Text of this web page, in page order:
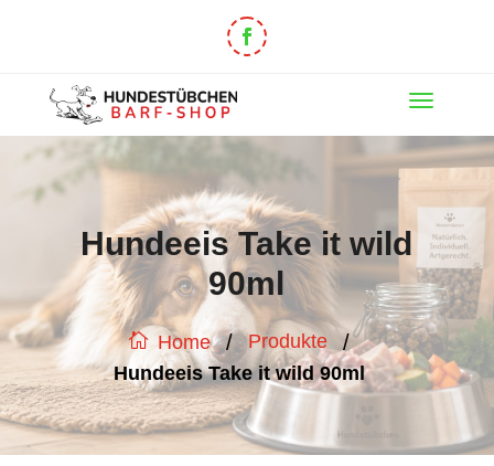
Hundeeis Take it wild
90ml
Home / Produkte /
Hundeeis Take it wild 90ml